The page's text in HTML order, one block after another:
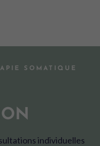
SOMATIQUE
individuelles